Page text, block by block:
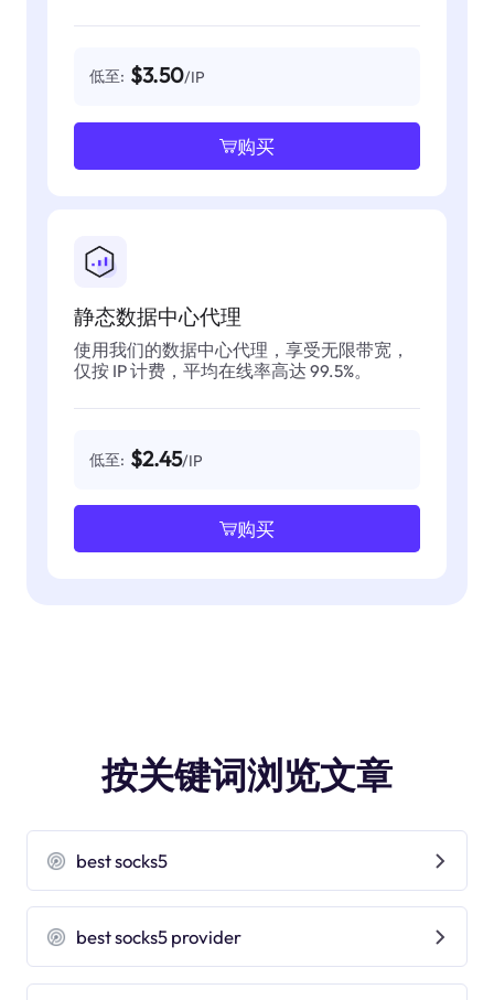
低至: $3.50/IP
购买
静态数据中心代理
使用我们的数据中心代理，享受无限带宽，
仅按 IP 计费，平均在线率高达 99.5%。
低至: $2.45/IP
购买
按关键词浏览文章
best socks5
best socks5 provider